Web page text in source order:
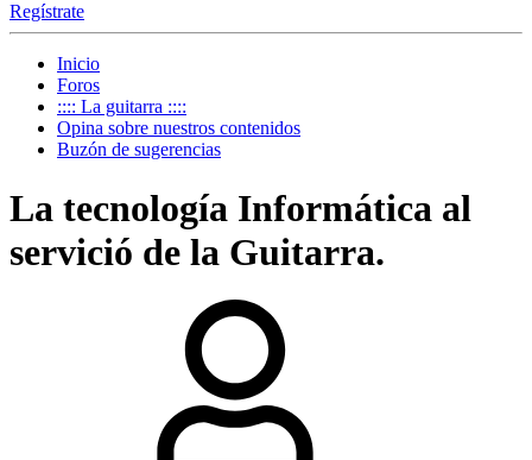
Regístrate
Inicio
Foros
:::: La guitarra ::::
Opina sobre nuestros contenidos
Buzón de sugerencias
La tecnología Informática al
servició de la Guitarra.